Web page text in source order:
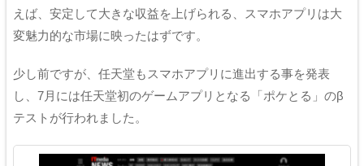
えば、安定して大きな収益を上げられる、スマホアプリは大
変魅力的な市場に映ったはずです。
少し前ですが、任天堂もスマホアプリに進出する事を発表
し、7月には任天堂初のゲームアプリとなる「ポケとる」のβ
テストが行われました。